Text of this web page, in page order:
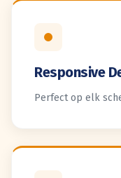
Responsive
Perfect op elk